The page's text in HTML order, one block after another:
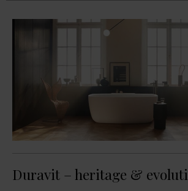
Duravit – heritage &